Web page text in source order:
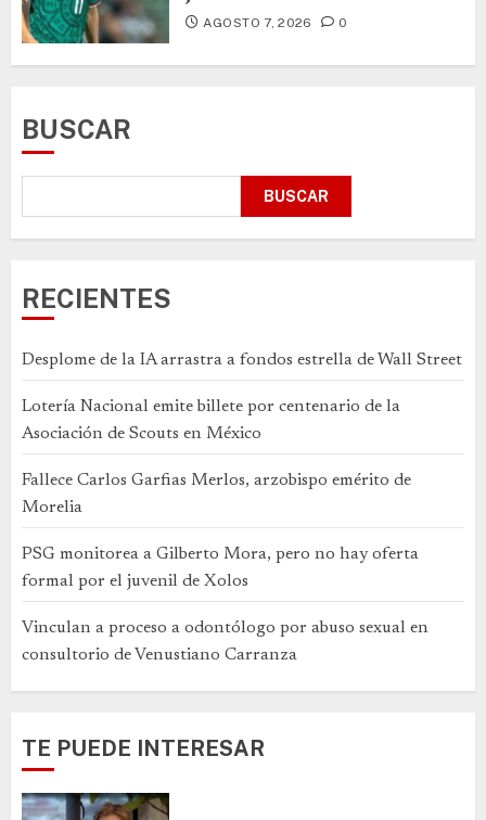
AGOSTO 7, 2026 0
BUSCAR
BUSCAR
RECIENTES
Desplome de la IA arrastra a fondos estrella de Wall Street
Lotería Nacional emite billete por centenario de la
Asociación de Scouts en México
Fallece Carlos Garfias Merlos, arzobispo emérito de
Morelia
PSG monitorea a Gilberto Mora, pero no hay oferta
formal por el juvenil de Xolos
Vinculan a proceso a odontólogo por abuso sexual en
consultorio de Venustiano Carranza
TE PUEDE INTERESAR